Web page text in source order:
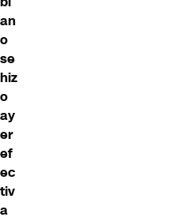
an
o
se
hiz
o
ay
er
ef
ec
tiv
a